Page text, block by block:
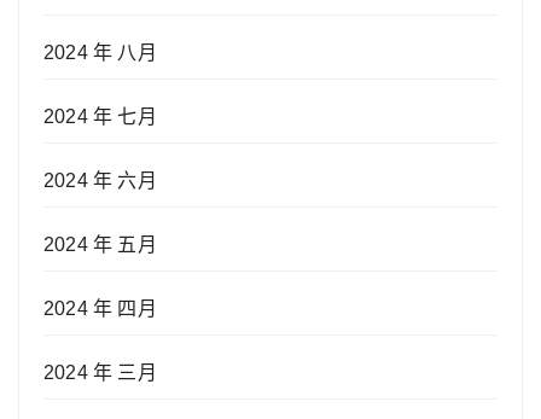
2024 年 八月
2024 年 七月
2024 年 六月
2024 年 五月
2024 年 四月
2024 年 三月